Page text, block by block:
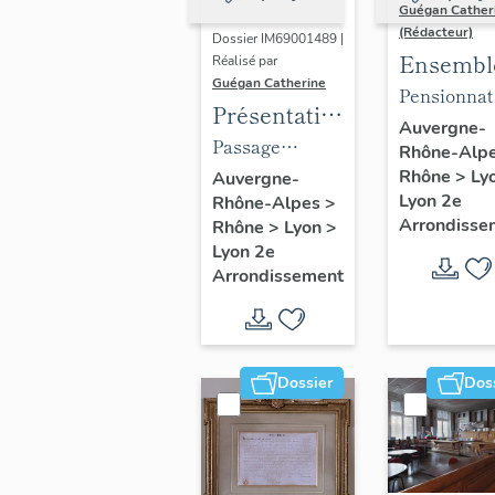
Dossier IM69001489 |
Réalisé par
Guégan Catherine
Présentation
du mobilier
du passage
de l'Argue
Passage
couvert dit
Passage de
l'Argue (partie
orientale)
Auvergne-
Rhône-Alpes>
Rhône > Lyon>
Lyon 2e
Arrondissement
Guégan
(Rédacteur)
du
du
Ampère
collège de
Trinité,
collège
Ampère et
centre de
GRETA
Ampère
Auvergne-
Rhône-
Rhône >
Lyon 2e
Dossier